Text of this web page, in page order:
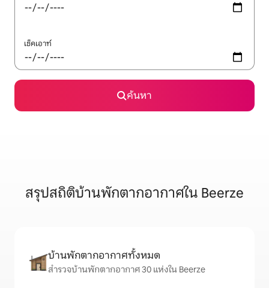
เช็คเอาท์
ค้นหา
สรุปสถิติบ้านพักตากอากาศใน Beerze
บ้านพักตากอากาศทั้งหมด
สำรวจบ้านพักตากอากาศ 30 แห่งใน Beerze